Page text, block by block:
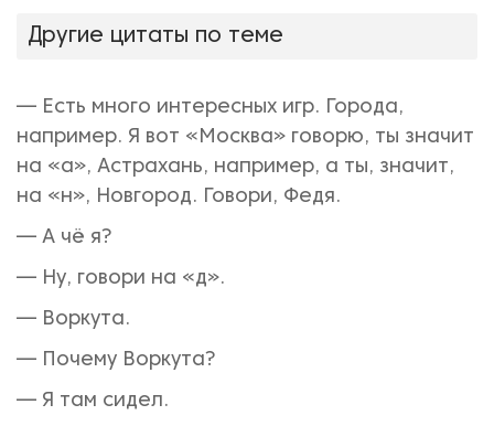
Другие цитаты по теме
— Есть много интересных игр. Города,
например. Я вот «Москва» говорю, ты значит
на «а», Астрахань, например, а ты, значит,
на «н», Новгород. Говори, Федя.
— А чё я?
— Ну, говори на «д».
— Воркута.
— Почему Воркута?
— Я там сидел.